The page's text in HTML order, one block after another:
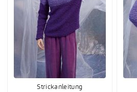
Strickanleitung